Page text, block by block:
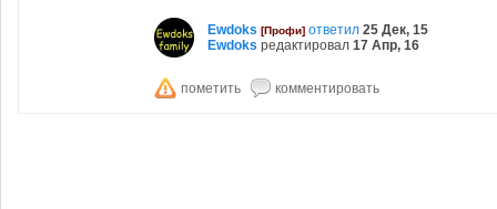
Ewdoks [Профи] ответил 25 Дек, 15
Ewdoks редактировал 17 Апр, 16